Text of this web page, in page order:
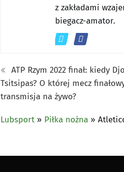
z zakładami
biegacz-amator.
ATP Rzym 2022 finał: kiedy
Tsitsipas? O której mecz
transmisja na żywo?
Lubsport » Piłka nożna »